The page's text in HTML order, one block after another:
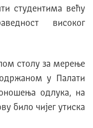
студентима већу
високог
столу за мерење
у Палати
одлука, на
било чијег утиска